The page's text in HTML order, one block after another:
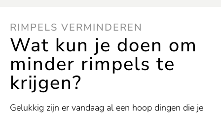
RIMPELS VERMINDEREN
Wat kun je doen om
minder rimpels te
krijgen?
Gelukkig zijn er vandaag al een hoop dingen die je